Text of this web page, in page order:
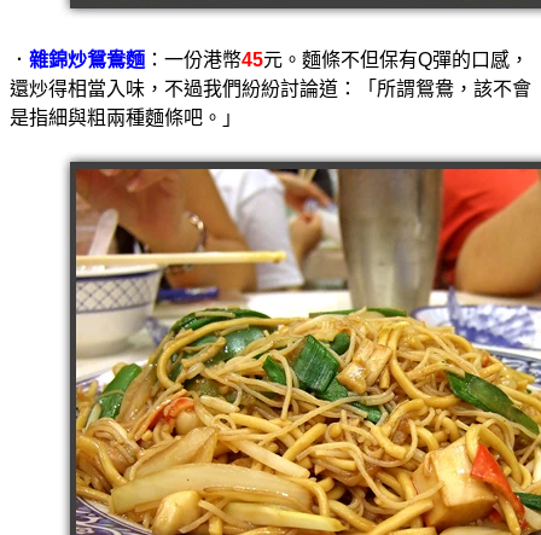
． 雜錦炒鴛鴦麵 ：一份港幣45元。麵條不但保有Q彈的口感，
還炒得相當入味，不過我們紛紛討論道：「所謂鴛鴦，該不會
是指細與粗兩種麵條吧。」